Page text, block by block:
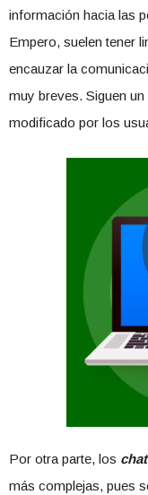
información hacia las
Empero, suelen tener
encauzar la
muy breves. Siguen
modificado por los
Por otra parte, los
más complejas, pues